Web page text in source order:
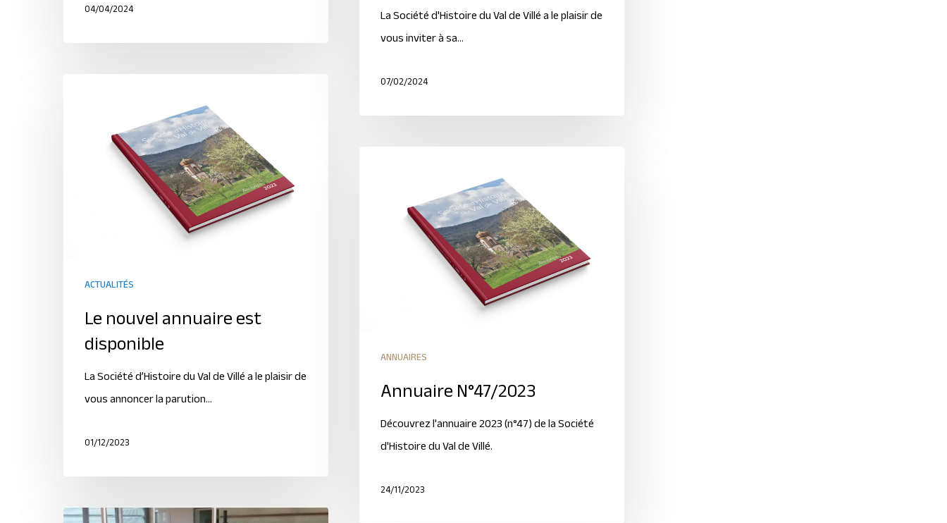
04/04/2024
La Société d'Histoire du Val de Villé a le plaisir de
vous inviter à sa…
07/02/2024
ACTUALITÉS
Le nouvel annuaire est
disponible
La Société d’Histoire du Val de Villé a le plaisir de
vous annoncer la parution…
01/12/2023
ANNUAIRES
Annuaire N°47/2023
Découvrez l'annuaire 2023 (n°47) de la Société
d'Histoire du Val de Villé.
24/11/2023